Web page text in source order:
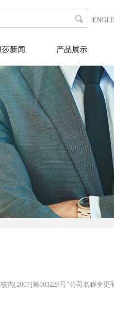
莎新闻 产品展示
内[2007]第003229号"公司名称变